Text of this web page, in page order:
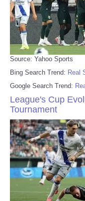
Source: Yahoo Sports
Bing Search Trend: Real
Google Search Trend:
League's Cup
Tournament